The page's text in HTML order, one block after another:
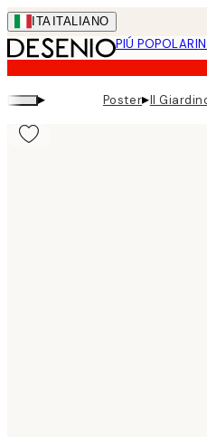
Skip
to
main
content.
ITA ITALIANO
PIÚ POPOLARI
▸ Poster▸Il